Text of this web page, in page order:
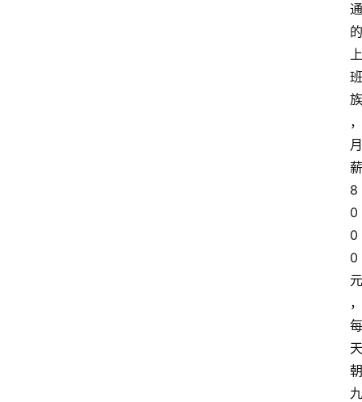
通
的
上
班
族
，
月
薪
8
0
0
0
元
，
每
天
朝
九